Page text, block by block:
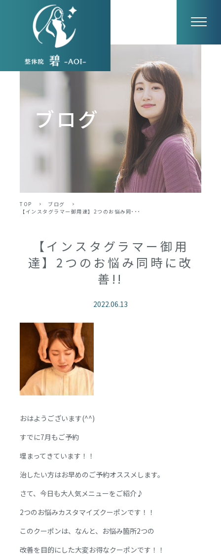
ブログ
TOP > ブログ
>
【インスタグラマー御用達】2つのお悩み同･･･
【インスタグラマー御用
達】2つのお悩み同時に改
善!!
2022.06.13
おはようございます(^^)
すでに7月もご予約
埋まってきています！！
治したい方はお早めのご予約オススメします。
さて、今日も大人気メニューをご紹介♪
2つのお悩みカスタマイズクーポンです！！
このクーポンは、なんと、お悩み箇所2つの
改善を目的にした大変お得なクーポンです！！